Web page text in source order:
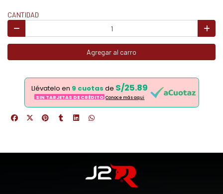
CANTIDAD
Agregar al carro
Llévatelo en 9 cuotas de S/25.89
SIN TARJETAS DE CRÉDITO Conoce más aqui